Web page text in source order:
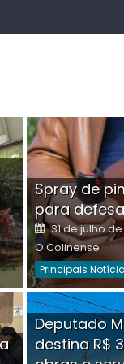
Martins
Spray de
para
Posted
on
31 de julho
O Colinense
Principais
Deputado
destina R$